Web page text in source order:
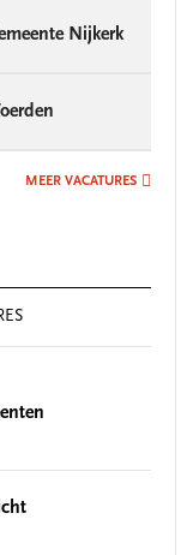
Nijkerk
MEER VACATURES